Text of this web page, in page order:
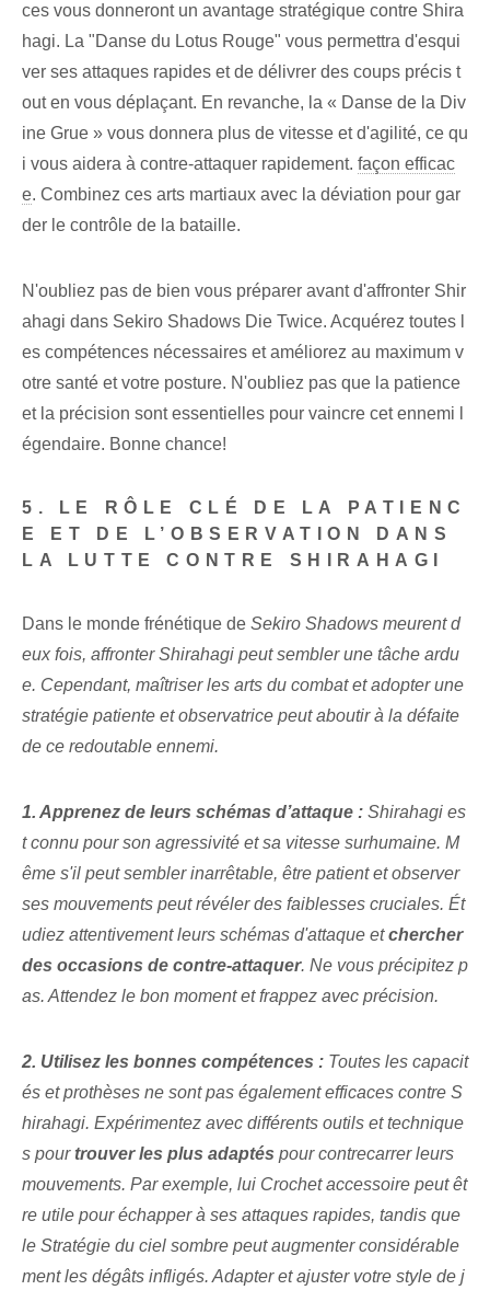
ces⁤ vous donneront un avantage stratégique contre Shira
hagi. La "Danse du Lotus Rouge⁤" vous permettra d'esqui
ver ses attaques rapides et de délivrer des coups précis t
out en vous déplaçant. En revanche, la « Danse⁤ de la ⁣Div
ine Grue » vous donnera plus de vitesse et d'agilité, ce qu
i vous aidera à contre-attaquer rapidement. façon efficac
e. Combinez ces arts martiaux avec la déviation pour gar
der le contrôle de la bataille.
N'oubliez pas de bien vous préparer avant d'affronter Shir
ahagi dans Sekiro Shadows Die ‌Twice. Acquérez toutes l
es compétences nécessaires et améliorez au maximum v
otre santé et votre posture. N'oubliez pas que la patience
et la précision sont essentielles pour vaincre cet ennemi l
égendaire. Bonne chance!
5. LE RÔLE CLÉ DE LA PATIENC
E ET DE L’OBSERVATION DANS
LA LUTTE CONTRE SHIRAHAGI
Dans le monde frénétique de Sekiro Shadows meurent d
eux fois, affronter Shirahagi peut sembler une tâche ardu
e. Cependant, maîtriser les arts du combat⁢ et adopter une ⁢
stratégie⁢ patiente et observatrice peut aboutir à la défaite
de ce redoutable ennemi.
1. Apprenez de leurs schémas d’attaque : Shirahagi es
t connu pour son agressivité et sa vitesse surhumaine. M
ême s'il peut sembler inarrêtable, être patient et observer
ses mouvements peut révéler des faiblesses cruciales. Ét
udiez attentivement leurs schémas d'attaque etchercher
des occasions de contre-attaquer. Ne vous précipitez p
as. Attendez le bon moment et frappez avec précision.​
2. ⁣Utilisez les bonnes⁣ compétences : Toutes les capacit
és et prothèses ne sont pas également efficaces contre S
hirahagi. Expérimentez avec différents outils et technique
s pour trouver les plus adaptés pour contrecarrer leurs
mouvements. Par exemple, lui Crochet accessoire peut êt
re utile pour échapper à ses attaques rapides, tandis que
le Stratégie du ciel sombre peut augmenter considérable
ment les dégâts infligés. Adapter et ajuster votre style de j